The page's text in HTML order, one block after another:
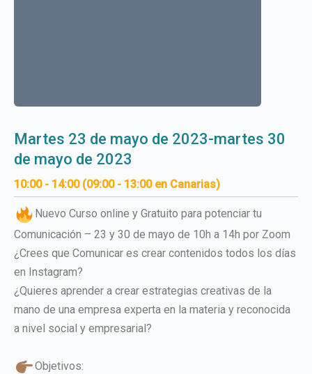
martes 23 de mayo de 2023-martes 30
de mayo de 2023
10:00 - 14:00 (09:00 - 13:00 en Canarias)
Nuevo Curso online y Gratuito para potenciar tu
Comunicación – 23 y 30 de mayo de 10h a 14h por Zoom
¿Crees que Comunicar es crear contenidos todos los días
en Instagram?
¿Quieres aprender a crear estrategias creativas de la
mano de una empresa experta en la materia y reconocida
a nivel social y empresarial?
Objetivos: